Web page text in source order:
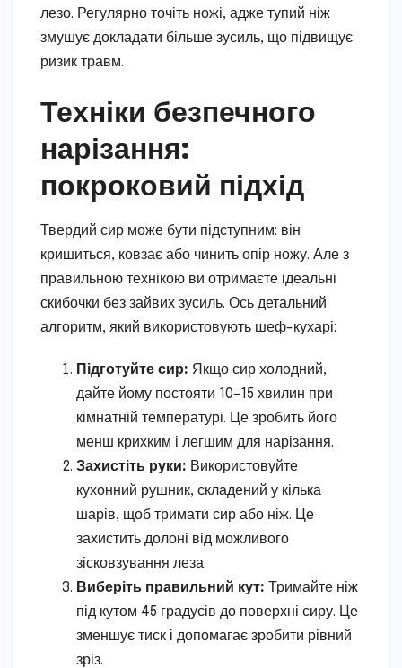
лезо. Регулярно точіть ножі, адже тупий ніж
змушує докладати більше зусиль, що підвищує
ризик травм.
Техніки безпечного
нарізання:
покроковий підхід
Твердий сир може бути підступним: він
кришиться, ковзає або чинить опір ножу. Але з
правильною технікою ви отримаєте ідеальні
скибочки без зайвих зусиль. Ось детальний
алгоритм, який використовують шеф-кухарі:
Підготуйте сир: Якщо сир холодний,
дайте йому постояти 10–15 хвилин при
кімнатній температурі. Це зробить його
менш крихким і легшим для нарізання.
Захистіть руки: Використовуйте
кухонний рушник, складений у кілька
шарів, щоб тримати сир або ніж. Це
захистить долоні від можливого
зісковзування леза.
Виберіть правильний кут: Тримайте ніж
під кутом 45 градусів до поверхні сиру. Це
зменшує тиск і допомагає зробити рівний
зріз.